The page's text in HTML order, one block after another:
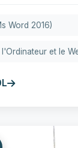
Word 2016)
l'Ordinateur et le